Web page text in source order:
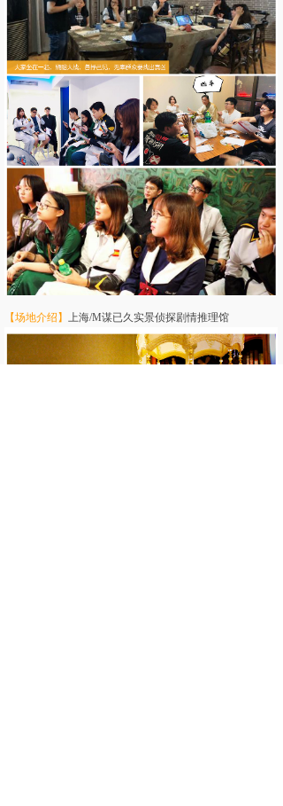
【场地介绍】 上海/M谋已久实景侦探剧情推理馆